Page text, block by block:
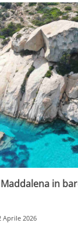
in
Aprile 2026